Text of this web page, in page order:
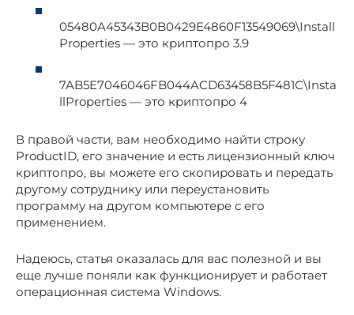
05480A45343B0B0429E4860F13549069\Install
Properties — это криптопро 3.9
7AB5E7046046FB044ACD63458B5F481C\Insta
llProperties — это криптопро 4
В правой части, вам необходимо найти строку
ProductID, его значение и есть лицензионный ключ
криптопро, вы можете его скопировать и передать
другому сотруднику или переустановить
программу на другом компьютере с его
применением.
Надеюсь, статья оказалась для вас полезной и вы
еще лучше поняли как функционирует и работает
операционная система Windows.